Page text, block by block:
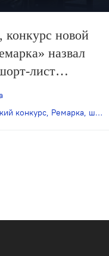
конкурс новой
назвал
лист
— 2026»
конкурс, Ремарка, шорт-лист